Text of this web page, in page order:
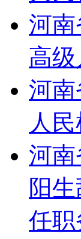
河
高
河
人
河
阳
任职